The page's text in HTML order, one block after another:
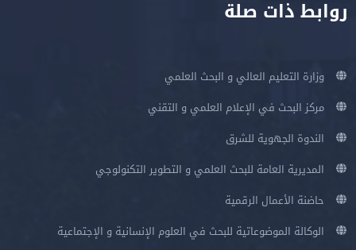
روابط ذات صلة
وزارة التعليم العالي و البحث العلمي
مركز البحث في الإعلام العلمي و التقني
الندوة الجهوية للشرق
المديرية العامة للبحث العلمي و التطوير التكنولوجي
حاضنة الأعمال الرقمية
الوكالة الموضوعاتية للبحث في العلوم الإنسانية و الإجتماعية